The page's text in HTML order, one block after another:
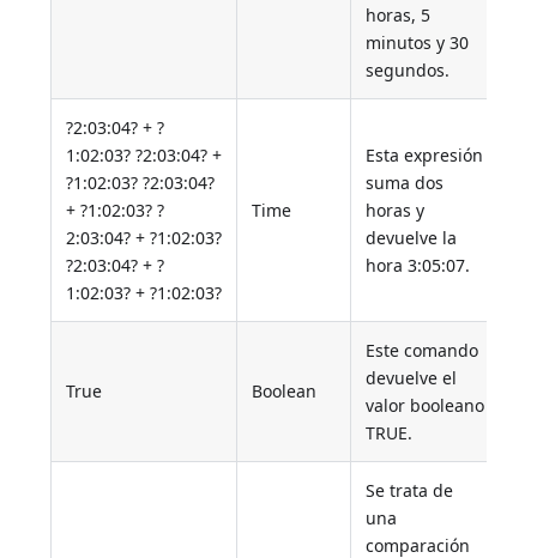
horas, 5
minutos y 30
segundos.
?2:03:04? + ?
1:02:03? ?2:03:04? +
?1:02:03? ?2:03:04?
+ ?1:02:03? ?
2:03:04? + ?1:02:03?
?2:03:04? + ?
1:02:03? + ?1:02:03?
Time
Esta expresión
suma dos
horas y
devuelve la
hora 3:05:07.
True Boolean
Este comando
devuelve el
valor booleano
TRUE.
Se trata de
una
comparación